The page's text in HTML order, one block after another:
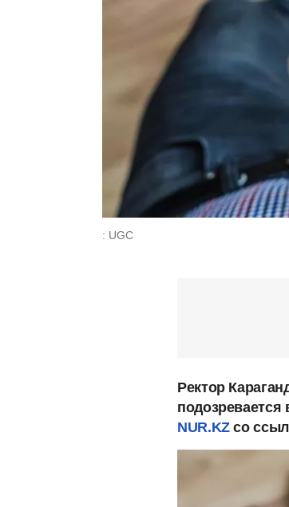
: UGC
Ректор
подозревается
NUR.KZсо